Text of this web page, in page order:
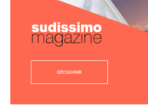
DÉCOUVRIR